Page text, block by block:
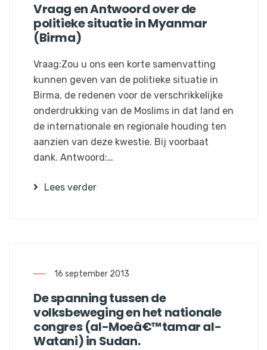
Vraag en Antwoord over de
politieke situatie in Myanmar
(Birma)
Vraag:Zou u ons een korte samenvatting
kunnen geven van de politieke situatie in
Birma, de redenen voor de verschrikkelijke
onderdrukking van de Moslims in dat land en
de internationale en regionale houding ten
aanzien van deze kwestie. Bij voorbaat
dank. Antwoord:…
Lees verder
16 september 2013
De spanning tussen de
volksbeweging en het nationale
congres (al-Moeâ€™tamar al-
Watani) in Sudan.